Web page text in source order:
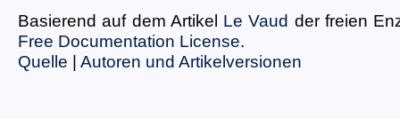
Basierend auf dem Artikel Le Vaud der freien
Free Documentation License.
Quelle | Autoren und Artikelversionen